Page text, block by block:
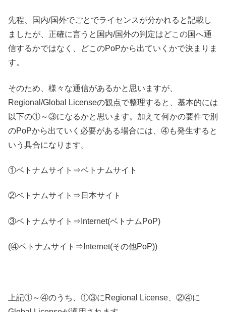
先程、国内/国外でごとでライセンスが分かれると記載し
ましたが、正確に言うと国内/国外の判定はどこの国へ通
信するかではなく、どこのPoPから出ていくかで決まりま
す。
そのため、様々な通信があるかと思いますが、
Regional/Global Licenseの観点で整理すると、基本的には
以下の①～③になるかと思います。加えて何かの要件で別
のPoPから出ていく必要がある場合には、④も発生すると
いう具合になります。
①ベトナムサイト⇒ベトナムサイト
②ベトナムサイト⇒日本サイト
③ベトナムサイト⇒Internet(ベトナムPoP)
(④ベトナムサイト⇒Internet(その他PoP))
上記①～④のうち、①③にRegional License、②④に